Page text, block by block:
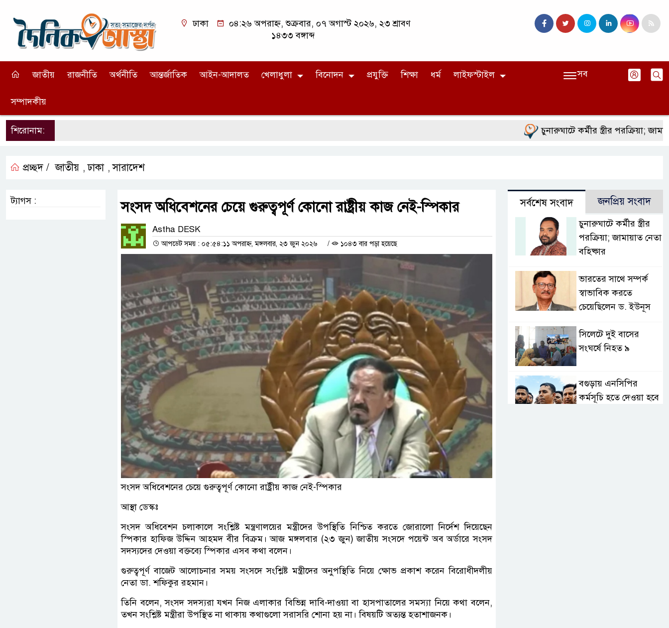
ঢাকা
০৪:২৬ অপরাহ্ন, শুক্রবার, ০৭ অগাস্ট ২০২৬, ২৩ শ্রাবণ
১৪৩৩ বঙ্গাব্দ
জাতীয় রাজনীতি অর্থনীতি আন্তর্জাতিক আইন-আদালত খেলাধুলা বিনোদন প্রযুক্তি শিক্ষা ধর্ম লাইফস্টাইল
সম্পাদকীয়
সব
শিরোনাম: চুনারুঘাটে কর্মীর স্ত্রীর পরক্রিয়া; জামায়াত
প্রচ্ছদ / জাতীয় ,ঢাকা ,সারাদেশ
সংসদ অধিবেশনের চেয়ে গুরুত্বপূর্ণ কোনো রাষ্ট্রীয় কাজ নেই-স্পিকার
Astha DESK
আপডেট সময় : ০৫:৫৪:১১ অপরাহ্ন, মঙ্গলবার, ২৩ জুন ২০২৬ / ১০৪৩ বার পড়া হয়েছে
সংসদ অধিবেশনের চেয়ে গুরুত্বপূর্ণ কোনো রাষ্ট্রীয় কাজ নেই-স্পিকার
আস্থা ডেস্কঃ
সংসদ অধিবেশন চলাকালে সংশ্লিষ্ট মন্ত্রণালয়ের মন্ত্রীদের উপস্থিতি নিশ্চিত করতে জোরালো নির্দেশ দিয়েছেন
স্পিকার হাফিজ উদ্দিন আহমদ বীর বিক্রম। আজ মঙ্গলবার (২৩ জুন) জাতীয় সংসদে পয়েন্ট অব অর্ডারে সংসদ
সদস‌্যদের দেওয়া বক্তব্যে স্পিকার এসব কথা বলেন।
গুরুত্বপূর্ণ বাজেট আলোচনার সময় সংসদে সংশ্লিষ্ট মন্ত্রীদের অনুপস্থিতি নিয়ে ক্ষোভ প্রকাশ করেন বিরোধীদলীয়
নেতা ডা. শফিকুর রহমান।
তিনি বলেন, সংসদ সদস্যরা যখন নিজ এলাকার বিভিন্ন দাবি-দাওয়া বা হাসপাতালের সমস্যা নিয়ে কথা বলেন,
তখন সংশ্লিষ্ট মন্ত্রীরা উপস্থিত না থাকায় কথাগুলো সরাসরি শোনা হয় না। বিষয়টি অত্যন্ত হতাশাজনক।
ট্যাগস : সর্বশেষ সংবাদ জনপ্রিয় সংবাদ
চুনারুঘাটে কর্মীর স্ত্রীর
পরক্রিয়া; জামায়াত নেতা
বহিষ্কার
ভারতের সাথে সম্পর্ক
স্বাভাবিক করতে
চেয়েছিলেন ড. ইউনূস
সিলেটে দুই বাসের
সংঘর্ষে নিহত ৯
বগুড়ায় এনসিপির
কর্মসূচি হতে দেওয়া হবে